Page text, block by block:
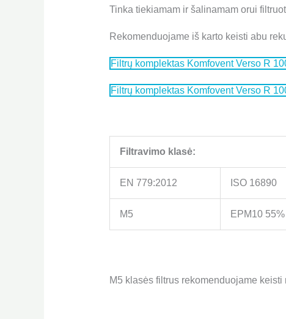
Tinka tiekiamam ir šalinamam orui
Rekomenduojame iš karto keisti abu
Filtrų komplektas Komfovent Verso R
Filtrų komplektas Komfovent Verso R
Filtravimo klasė:
EN 779:2012 ISO 16890
M5 EPM10 55%
M5 klasės filtrus rekomenduojame